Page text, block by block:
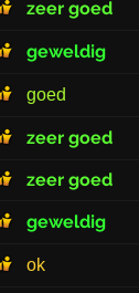
zeer goed
geweldig
goed
zeer goed
zeer goed
geweldig
ok